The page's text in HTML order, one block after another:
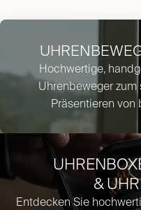
&
Entdecken Sie
Hochwertige,
Uhrenbeweger
Präsentieren von